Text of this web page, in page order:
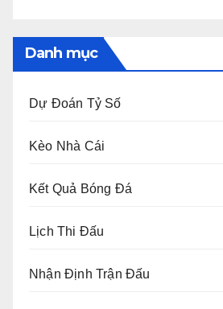
Danh mục
Dự Đoán Tỷ Số
Kèo Nhà Cái
Kết Quả Bóng Đá
Lịch Thi Đấu
Nhận Định Trận Đấu